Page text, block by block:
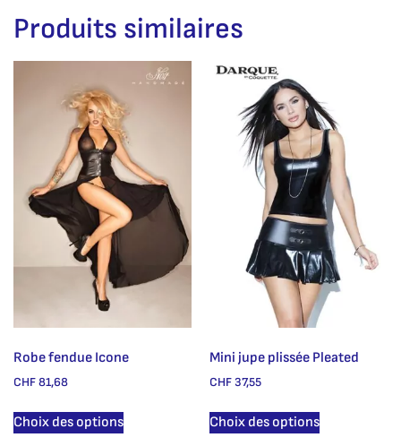
Produits similaires
Robe fendue Icone
CHF81,68
Choix des options
Mini jupe plissée Pleated
CHF 37,55
Choix des options